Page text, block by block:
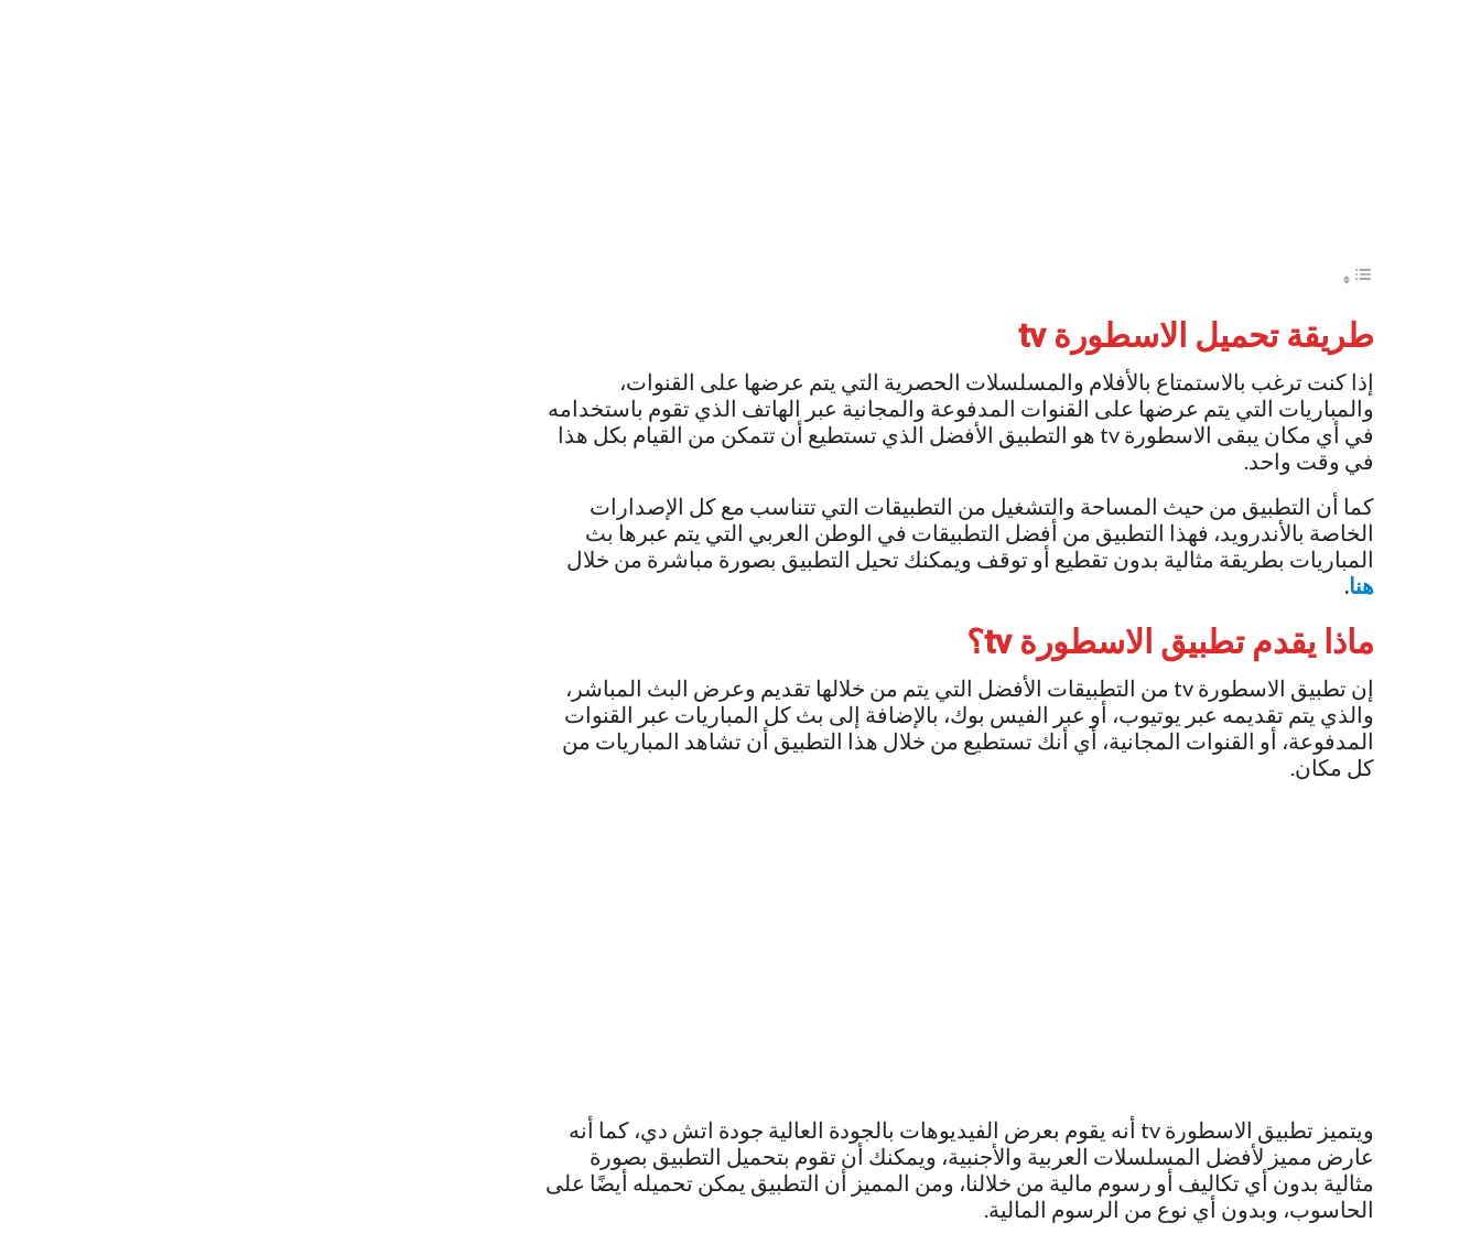
طريقة تحميل الاسطورةtv
إذا كنت ترغب بالاستمتاع بالأفلام والمسلسلات الحصرية التي يتم عرضها على القنوات،
والمباريات التي يتم عرضها على القنوات المدفوعة والمجانية عبر الهاتف الذي تقوم باستخدامه
في أي مكان يبقى الاسطورة tv هو التطبيق الأفضل الذي تستطيع أن تتمكن من القيام بكل هذا
في وقت واحد.
كما أن التطبيق من حيث المساحة والتشغيل من التطبيقات التي تتناسب مع كل الإصدارات
الخاصة بالأندرويد، فهذا التطبيق من أفضل التطبيقات في الوطن العربي التي يتم عبرها بث
المباريات بطريقة مثالية بدون تقطيع أو توقف ويمكنك تحيل التطبيق بصورة مباشرة من خلال
هنا.
ماذا يقدم تطبيق الاسطورةtv؟
إن تطبيق الاسطورة tv من التطبيقات الأفضل التي يتم من خلالها تقديم وعرض البث المباشر،
والذي يتم تقديمه عبر يوتيوب، أو عبر الفيس بوك، بالإضافة إلى بث كل المباريات عبر القنوات
المدفوعة، أو القنوات المجانية، أي أنك تستطيع من خلال هذا التطبيق أن تشاهد المباريات من
كل مكان.
ويتميز تطبيق الاسطورة tv أنه يقوم بعرض الفيديوهات بالجودة العالية جودة اتش دي، كما أنه
عارض مميز لأفضل المسلسلات العربية والأجنبية، ويمكنك أن تقوم بتحميل التطبيق بصورة
مثالية بدون أي تكاليف أو رسوم مالية من خلالنا، ومن المميز أن التطبيق يمكن تحميله أيضًا على
الحاسوب، وبدون أي نوع من الرسوم المالية.